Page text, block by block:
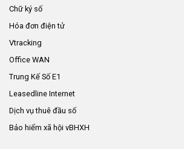
Chữ ký số
Hóa đơn điện tử
Vtracking
Office WAN
Trung Kế Số E1
Leasedline Internet
Dịch vụ thuê đầu số
Bảo hiểm xã hội vBHXH